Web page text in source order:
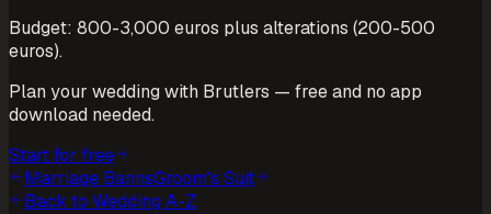
Budget: 800-3,000 euros plus alterations (200-500
euros).
Plan your wedding with Brutlers — free and no app
download needed.
Start for free
Marriage BannsGroom's Suit
Back to Wedding A-Z